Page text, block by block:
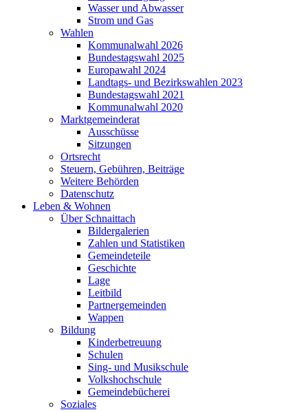
Wasser und Abwasser
Strom und Gas
Wahlen
Kommunalwahl 2026
Bundestagswahl 2025
Europawahl 2024
Landtags- und Bezirkswahlen 2023
Bundestagswahl 2021
Kommunalwahl 2020
Marktgemeinderat
Ausschüsse
Sitzungen
Ortsrecht
Steuern, Gebühren, Beiträge
Weitere Behörden
Datenschutz
Leben & Wohnen
Über Schnaittach
Bildergalerien
Zahlen und Statistiken
Gemeindeteile
Geschichte
Lage
Leitbild
Partnergemeinden
Wappen
Bildung
Kinderbetreuung
Schulen
Sing- und Musikschule
Volkshochschule
Gemeindebücherei
Soziales